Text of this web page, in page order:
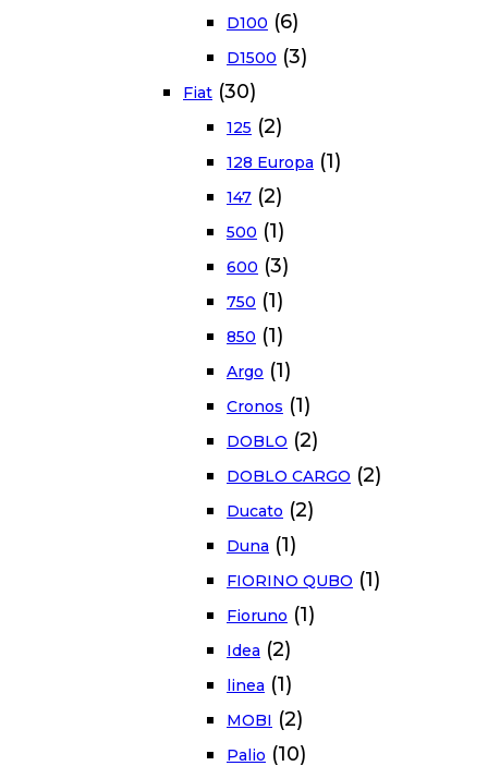
D100 (6)
D1500 (3)
Fiat (30)
125 (2)
128 Europa (1)
147 (2)
500 (1)
600 (3)
750 (1)
850 (1)
Argo (1)
Cronos (1)
DOBLO (2)
DOBLO CARGO (2)
Ducato (2)
Duna (1)
FIORINO QUBO (1)
Fioruno (1)
Idea (2)
linea (1)
MOBI (2)
Palio (10)